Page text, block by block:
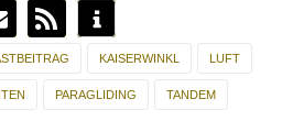
KAISERWINKL LUFT
PARAGLIDING TANDEM